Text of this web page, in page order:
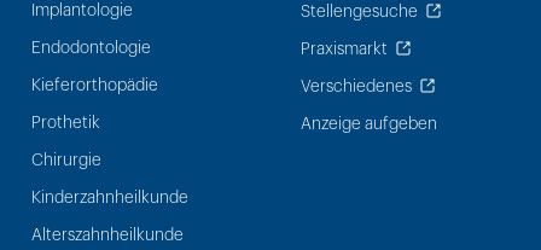
Implantologie
Endodontologie
Kieferorthopädie
Prothetik
Chirurgie
Kinderzahnheilkunde
Alterszahnheilkunde
Stellengesuche
Praxismarkt
Verschiedenes
Anzeige aufgeben